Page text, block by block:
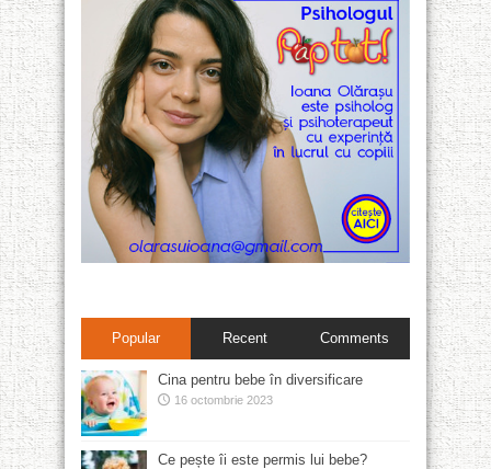
Popular Recent Comments
Cina pentru bebe în diversificare
16 octombrie 2023
Ce pește îi este permis lui bebe?